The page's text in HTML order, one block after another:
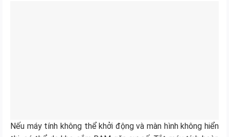
Nếu máy tính không thể khởi động và màn hình không hiển